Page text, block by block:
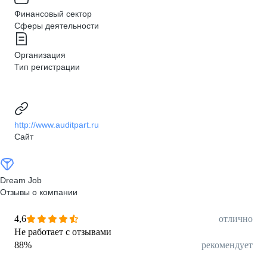
Финансовый сектор
Сферы деятельности
Организация
Тип регистрации
http://www.auditpart.ru
Сайт
Dream Job
Отзывы о компании
4,6
отлично
Не работает с отзывами
88% рекомендует